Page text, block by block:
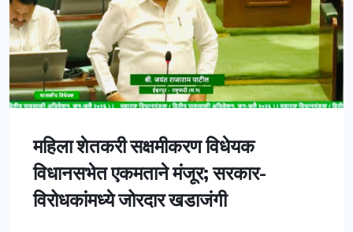
महिला शेतकरी सक्षमीकरण विधेयक
विधानसभेत एकमताने मंजूर; सरकार-
विरोधकांमध्ये जोरदार खडाजंगी